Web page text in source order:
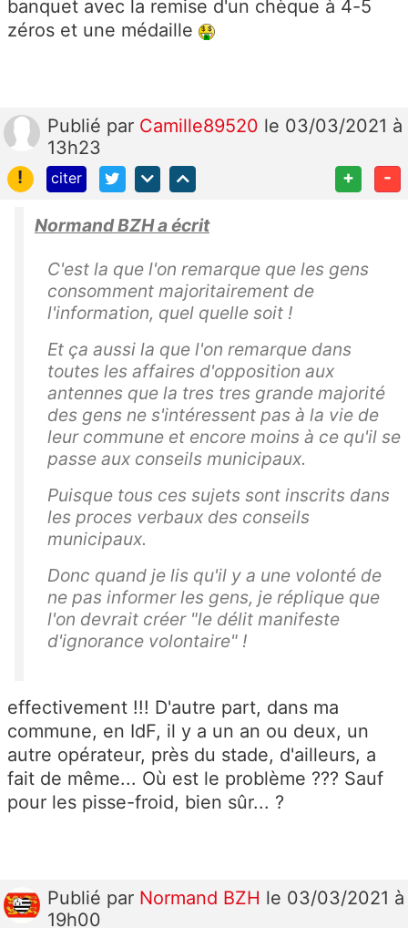
banquet avec la remise d'un chèque à 4-5
zéros et une médaille
Publié par Camille89520 le 03/03/2021 à
13h23
!
citer + -
Normand BZH a écrit
C'est la que l'on remarque que les gens
consomment majoritairement de
l'information, quel quelle soit !
Et ça aussi la que l'on remarque dans
toutes les affaires d'opposition aux
antennes que la tres tres grande majorité
des gens ne s'intéressent pas à la vie de
leur commune et encore moins à ce qu'il se
passe aux conseils municipaux.
Puisque tous ces sujets sont inscrits dans
les proces verbaux des conseils
municipaux.
Donc quand je lis qu'il y a une volonté de
ne pas informer les gens, je réplique que
l'on devrait créer "le délit manifeste
d'ignorance volontaire" !
effectivement !!! D'autre part, dans ma
commune, en IdF, il y a un an ou deux, un
autre opérateur, près du stade, d'ailleurs, a
fait de même... Où est le problème ??? Sauf
pour les pisse-froid, bien sûr... ?
Publié par Normand BZH le 03/03/2021 à
19h00